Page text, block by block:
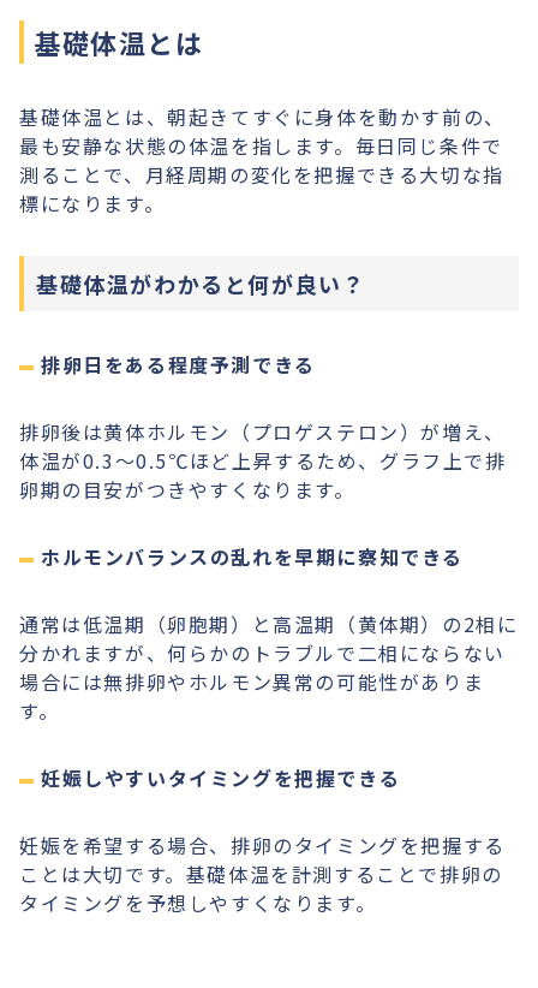
基礎体温とは
基礎体温とは、朝起きてすぐに身体を動かす前の、
最も安静な状態の体温を指します。毎日同じ条件で
測ることで、月経周期の変化を把握できる大切な指
標になります。
基礎体温がわかると何が良い？
排卵日をある程度予測できる
排卵後は黄体ホルモン（プロゲステロン）が増え、
体温が0.3〜0.5℃ほど上昇するため、グラフ上で排
卵期の目安がつきやすくなります。
ホルモンバランスの乱れを早期に察知できる
通常は低温期（卵胞期）と高温期（黄体期）の2相に
分かれますが、何らかのトラブルで二相にならない
場合には無排卵やホルモン異常の可能性がありま
す。
妊娠しやすいタイミングを把握できる
妊娠を希望する場合、排卵のタイミングを把握する
ことは大切です。基礎体温を計測することで排卵の
タイミングを予想しやすくなります。